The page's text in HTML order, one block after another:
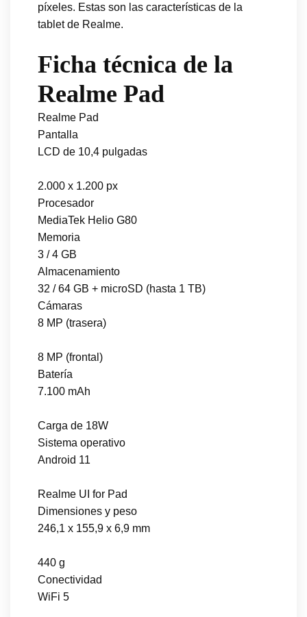
píxeles. Estas son las características de la
tablet de Realme.
Ficha técnica de la
Realme Pad
Realme Pad
Pantalla
LCD de 10,4 pulgadas
2.000 x 1.200 px
Procesador
MediaTek Helio G80
Memoria
3 / 4 GB
Almacenamiento
32 / 64 GB + microSD (hasta 1 TB)
Cámaras
8 MP (trasera)
8 MP (frontal)
Batería
7.100 mAh
Carga de 18W
Sistema operativo
Android 11
Realme UI for Pad
Dimensiones y peso
246,1 x 155,9 x 6,9 mm
440 g
Conectividad
WiFi 5